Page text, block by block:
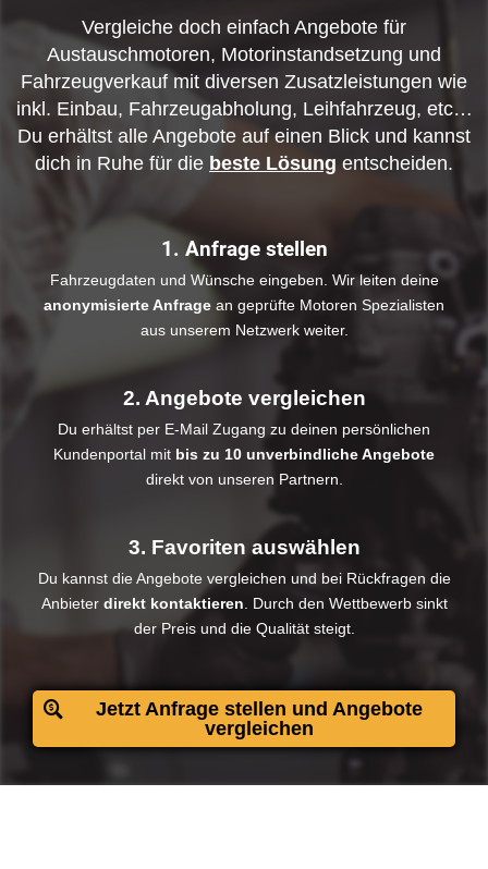
Vergleiche doch einfach Angebote für
Austauschmotoren, Motorinstandsetzung und
Fahrzeugverkauf mit diversen Zusatzleistungen wie
inkl. Einbau, Fahrzeugabholung, Leihfahrzeug, etc…
Du erhältst alle Angebote auf einen Blick und kannst
dich in Ruhe für die beste Lösung entscheiden.
1. Anfrage stellen
Fahrzeugdaten und Wünsche eingeben. Wir leiten deine
anonymisierte Anfrage an geprüfte Motoren Spezialisten
aus unserem Netzwerk weiter.
2. Angebote vergleichen
Du erhältst per E-Mail Zugang zu deinen persönlichen
Kundenportal mit bis zu 10 unverbindliche Angebote
direkt von unseren Partnern.
3. Favoriten auswählen
Du kannst die Angebote vergleichen und bei Rückfragen die
Anbieter direkt kontaktieren. Durch den Wettbewerb sinkt
der Preis und die Qualität steigt.​
Jetzt Anfrage stellen und Angebote
vergleichen